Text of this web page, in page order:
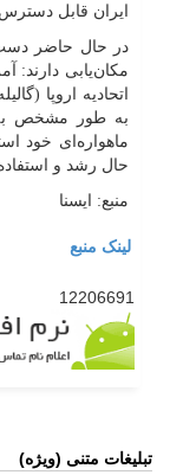
ایران قابل
در حال حاضر
مکان‌یابی دارند:
اتحادیه اروپا
به طور مشخص
ماهواره‌ای خود
حال رشد و
منبع: ایسنا
لینک منبع
12206691
تبلیغات متنی (ویژه)